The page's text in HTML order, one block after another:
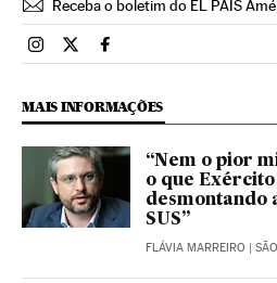
Receba o boletim do EL PAÍS
Brasil El País Brasil en Instagram
Brasil El País Brasil en
Brasil El País Brasil en
MAIS INFORMAÇÕES
“Nem o pior
o que
desmontando
SUS”
FLÁVIA MARREIRO |